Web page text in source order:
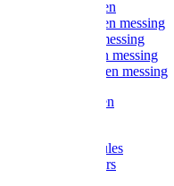
Kogelkranen
Koppelingen messing
Sproeiers messing
Tuinspuiten messing
Slangstukken messing
Handspuiten
Kunststoftules
Regenmeters